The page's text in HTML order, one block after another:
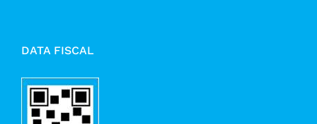
DATA FISCAL